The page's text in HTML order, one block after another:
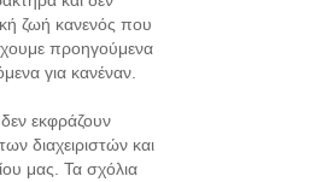
ζωή κανενός που
προηγούμενα
για κανέναν.
εκφράζουν
διαχειριστών και
μας. Τα σχόλια